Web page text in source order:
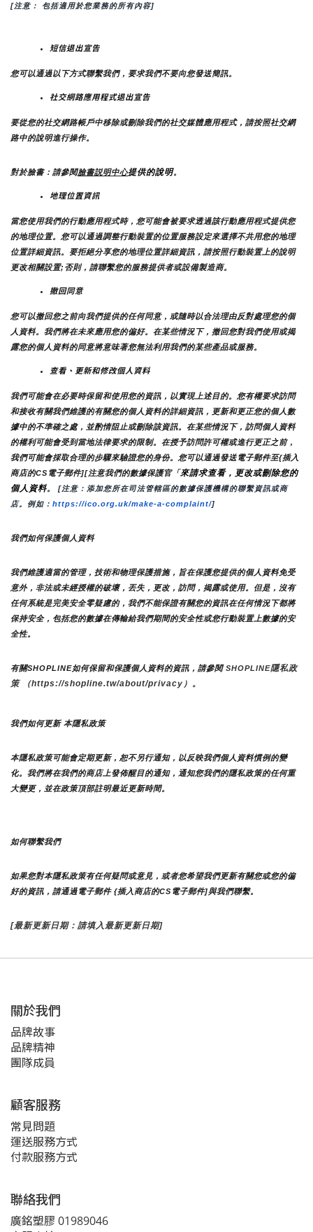
[注意： 包括適用於您業務的所有內容]
短信退出宣告
您可以通過以下方式聯繫我們，要求我們不要向您發送簡訊。
社交網路應用程式退出宣告
要從您的社交網路帳戶中移除或刪除我們的社交媒體應用程式，請按照社交網
路中的說明進行操作。
對於臉書：請參閱臉書説明中心提供的說明。
地理位置資訊
當您使用我們的行動應用程式時，您可能會被要求透過該行動應用程式提供您
的地理位置。您可以通過調整行動裝置的位置服務設定來選擇不共用您的地理
位置詳細資訊。要拒絕分享您的地理位置詳細資訊，請按照行動裝置上的說明
更改相關設置;否則，請聯繫您的服務提供者或設備製造商。
撤回同意
您可以撤回您之前向我們提供的任何同意，或隨時以合法理由反對處理您的個
人資料。我們將在未來應用您的偏好。在某些情況下，撤回您對我們使用或揭
露您的個人資料的同意將意味著您無法利用我們的某些產品或服務。
查看、更新和修改個人資料
我們可能會在必要時保留和使用您的資訊，以實現上述目的。您有權要求訪問
和接收有關我們維護的有關您的個人資料的詳細資訊，更新和更正您的個人數
據中的不準確之處，並酌情阻止或刪除該資訊。在某些情況下，訪問個人資料
的權利可能會受到當地法律要求的限制。在授予訪問許可權或進行更正之前，
我們可能會採取合理的步驟來驗證您的身份。您可以通過發送電子郵件至{插入
商店的CS電子郵件][注意我們的數據保護官「來請求查看，更改或刪除您的
個人資料。
[注意：添加您所在司法管轄區的數據保護機構的聯繫資訊或商
店。例如： https://ico.org.uk/make-a-complaint/]
我們如何保護個人資料
我們維護適當的管理，技術和物理保護措施，旨在保護您提供的個人資料免受
意外，非法或未經授權的破壞，丟失，更改，訪問，揭露或使用。但是，沒有
任何系統是完美安全零疑慮的，我們不能保證有關您的資訊在任何情況下都將
保持安全，包括您的數據在傳輸給我們期間的安全性或您行動裝置上數據的安
全性。
有關SHOPLINE如何保留和保護個人資料的資訊，請參閱 SHOPLINE隱私政
策 （https://shopline.tw/about/privacy）。
我們如何更新 本隱私政策
本隱私政策可能會定期更新，恕不另行通知，以反映我們個人資料慣例的變
化。我們將在我們的商店上發佈醒目的通知，通知您我們的隱私政策的任何重
大變更，並在政策頂部註明最近更新時間。
如何聯繫我們
如果您對本隱私政策有任何疑問或意見，或者您希望我們更新有關您或您的偏
好的資訊，請通過電子郵件 {插入商店的CS電子郵件]與我們聯繫。
[最新更新日期：請填入最新更新日期]
關於我們
品牌故事
品牌精神
團隊成員
顧客服務
常見問題
運送服務方式
付款服務方式
聯絡我們
廣銘塑膠 01989046